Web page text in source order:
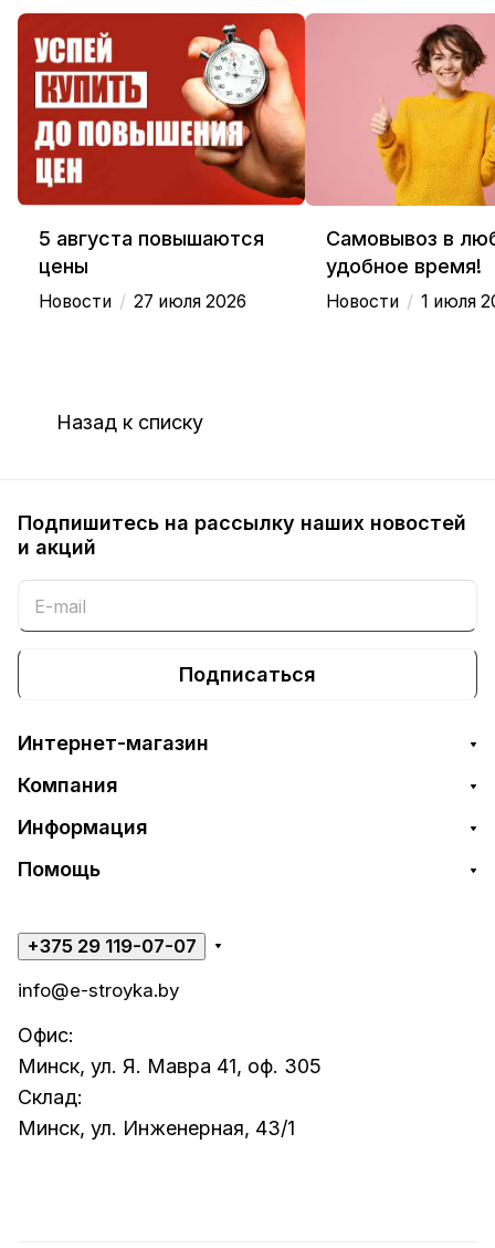
5 августа повышаются
цены
Новости / 27 июля 2026
Самовывоз в
удобное время!
Новости / 1 июля
Назад к списку
Подпишитесь на рассылку наших новостей
и акций
Подписаться
Интернет-магазин
Компания
Информация
Помощь
+375 29 119-07-07
info@e-stroyka.by
Офис:
Минск, ул. Я. Мавра 41, оф. 305
Склад:
Минск, ул. Инженерная, 43/1